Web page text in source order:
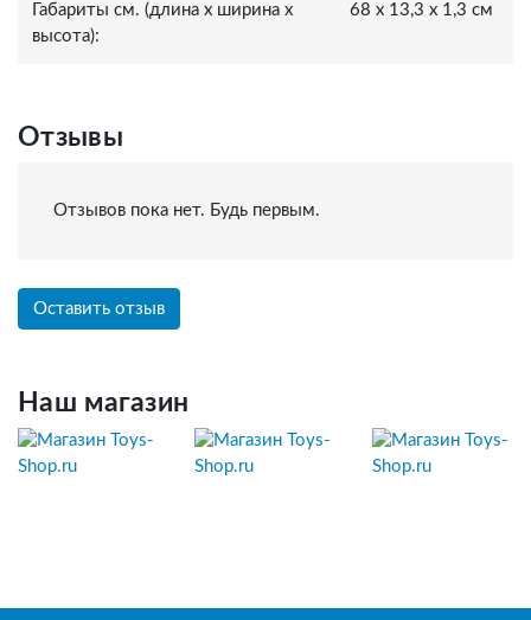
Габариты см. (длина x ширина x
высота):
68 x 13,3 x 1,3 см
Отзывы
Отзывов пока нет. Будь первым.
Оставить отзыв
Наш магазин